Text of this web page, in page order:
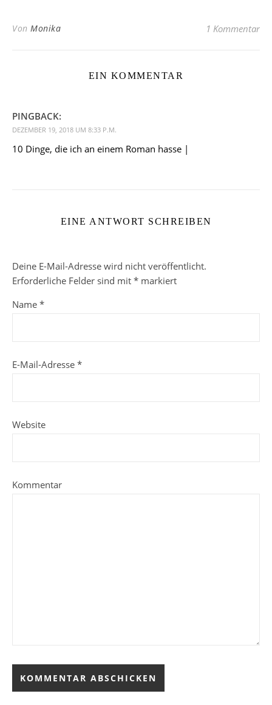
Von Monika 1 Kommentar
EIN KOMMENTAR
PINGBACK:
DEZEMBER 19, 2018 UM 8:33 P.M.
10 Dinge, die ich an einem Roman hasse |
EINE ANTWORT SCHREIBEN
Deine E-Mail-Adresse wird nicht veröffentlicht.
Erforderliche Felder sind mit * markiert
Name *
E-Mail-Adresse *
Website
Kommentar